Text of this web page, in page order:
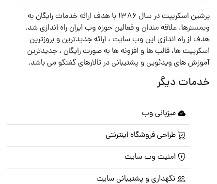
پرشین اسکریپت در سال ۱۳۸۶ با هدف ارائه خدمات رایگان به
وبمسترها، علاقه مندان و فعالین حوزه وب ایران راه اندازی شد.
هدف از راه اندازی این وب سایت ، ارائه جدیدترین و بروزترین
اسکریپت ها، قالب ها و افزونه ها به صورت رایگان ، جدیدترین
آموزش های ویدئویی و پشتیبانی در تالارهای گفتگو می باشد.
خدمات دیگر
میزبانی وب
طراحی فروشگاه اینترنتی
امنیت وب سایت
نگهداری و پشتیبانی سایت